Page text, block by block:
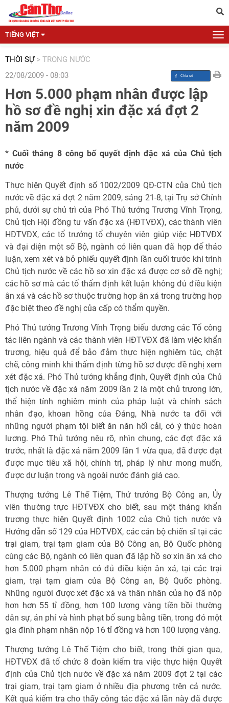
TIẾNG VIỆT
THỜI SỰ > TRONG NƯỚC
22/08/2009 - 08:03
Hơn 5.000 phạm nhân được lập
hồ sơ đề nghị xin đặc xá đợt 2
năm 2009
*Cuối tháng 8 công bố quyết định đặc xá của Chủ tịch
nước
Thực hiện Quyết định số 1002/2009 QĐ-CTN của Chủ tịch
nước về đặc xá đợt 2 năm 2009, sáng 21-8, tại Trụ sở Chính
phủ, dưới sự chủ trì của Phó Thủ tướng Trương Vĩnh Trọng,
Chủ tịch Hội đồng tư vấn đặc xá (HĐTVĐX), các thành viên
HĐTVĐX, các tổ trưởng tổ chuyên viên giúp việc HĐTVĐX
và đại diện một số Bộ, ngành có liên quan đã họp để thảo
luận, xem xét và bỏ phiếu quyết định lần cuối trước khi trình
Chủ tịch nước về các hồ sơ xin đặc xá được cơ sở đề nghị;
các hồ sơ mà các tổ thẩm định kết luận không đủ điều kiện
ân xá và các hồ sơ thuộc trường hợp ân xá trong trường hợp
đặc biệt theo đề nghị của cấp có thẩm quyền.
Phó Thủ tướng Trương Vĩnh Trọng biểu dương các Tổ công
tác liên ngành và các thành viên HĐTVĐX đã làm việc khẩn
trương, hiệu quả để bảo đảm thực hiện nghiêm túc, chặt
chẽ, công minh khi thẩm định từng hồ sơ được đề nghị xem
xét đặc xá. Phó Thủ tướng khẳng định, Quyết định của Chủ
tịch nước về đặc xá năm 2009 lần 2 là một chủ trương lớn,
thể hiện tính nghiêm minh của pháp luật và chính sách
nhân đạo, khoan hồng của Đảng, Nhà nước ta đối với
những người phạm tội biết ăn năn hối cải, có ý thức hoàn
lương. Phó Thủ tướng nêu rõ, nhìn chung, các đợt đặc xá
trước, nhất là đặc xá năm 2009 lần 1 vừa qua, đã được đạt
được mục tiêu xã hội, chính trị, pháp lý như mong muốn,
được dư luận trong và ngoài nước đánh giá cao.
Thượng tướng Lê Thế Tiệm, Thứ trưởng Bộ Công an, Ủy
viên thường trực HĐTVĐX cho biết, sau một tháng khẩn
trương thực hiện Quyết định 1002 của Chủ tịch nước và
Hướng dẫn số 129 của HĐTVĐX, các cán bộ chiến sĩ tại các
trại giam, trại tạm giam của Bộ Công an, Bộ Quốc phòng
cùng các Bộ, ngành có liên quan đã lập hồ sơ xin ân xá cho
hơn 5.000 phạm nhân có đủ điều kiện ân xá, tại các trại
giam, trại tạm giam của Bộ Công an, Bộ Quốc phòng.
Những người được xét đặc xá và thân nhân của họ đã nộp
hơn hơn 55 tỉ đồng, hơn 100 lượng vàng tiền bồi thường
dân sự, án phí và hình phạt bổ sung bằng tiền, trong đó một
gia đình phạm nhân nộp 16 tỉ đồng và hơn 100 lượng vàng.
Thượng tướng Lê Thế Tiệm cho biết, trong thời gian qua,
HĐTVĐX đã tổ chức 8 đoàn kiểm tra việc thực hiện Quyết
định của Chủ tịch nước về đặc xá năm 2009 đợt 2 tại các
trại giam, trại tạm giam ở nhiều địa phương trên cả nước.
Kết quả kiểm tra cho thấy công tác đặc xá lần này đã được